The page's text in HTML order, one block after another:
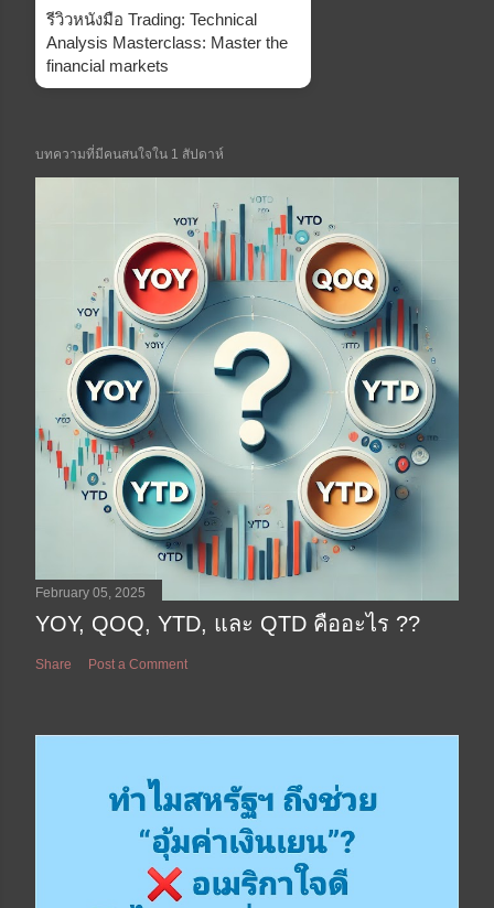
รีวิวหนังมือ Trading: Technical
Analysis Masterclass: Master the
financial markets
บทความที่มีคนสนใจใน 1 สัปดาห์
February 05, 2025
YOY, QOQ, YTD, และ QTD คืออะไร ??
Share Post a Comment